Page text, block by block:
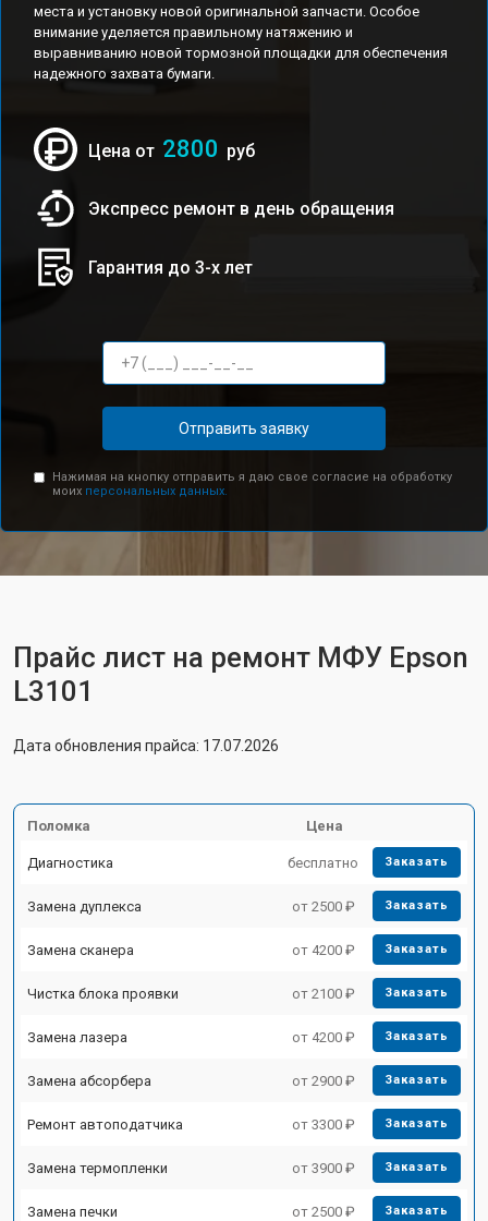
места и установку новой оригинальной запчасти. Особое
внимание уделяется правильному натяжению и
выравниванию новой тормозной площадки для обеспечения
надежного захвата бумаги.
Цена от 2800 руб
Экспресс ремонт в день обращения
Гарантия до 3-х лет
Отправить заявку
Нажимая на кнопку отправить я даю свое согласие на обработку
моих персональных данных.
Прайс лист на ремонт МФУ Epson
L3101
Дата обновления прайса: 17.07.2026
Поломка Цена
Диагностика бесплатно Заказать
Замена дуплекса от 2500 ₽ Заказать
Замена сканера от 4200 ₽ Заказать
Чистка блока проявки от 2100 ₽ Заказать
Замена лазера от 4200 ₽ Заказать
Замена абсорбера от 2900 ₽ Заказать
Ремонт автоподатчика от 3300 ₽ Заказать
Замена термопленки от 3900 ₽ Заказать
Замена печки от 2500 ₽ Заказать